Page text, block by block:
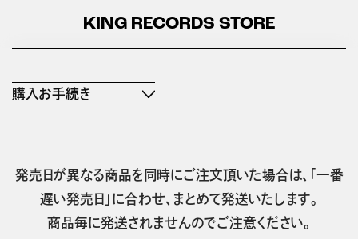
KING RECORDS STORE
購入お手続き
発売日が異なる商品を同時にご注文頂いた場合は、「一番
遅い発売日」に合わせ、まとめて発送いたします。
商品毎に発送されませんのでご注意ください。